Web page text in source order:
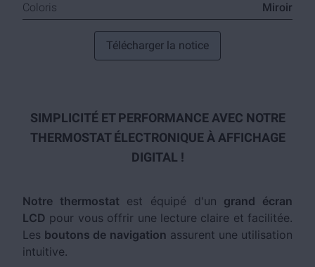
Coloris
Miroir
Télécharger la notice
SIMPLICITÉ ET PERFORMANCE AVEC NOTRE
THERMOSTAT ÉLECTRONIQUE À AFFICHAGE
DIGITAL !
Notre thermostat est équipé d'un grand écran
LCD pour vous offrir une lecture claire et facilitée.
Les boutons de navigation assurent une utilisation
intuitive.